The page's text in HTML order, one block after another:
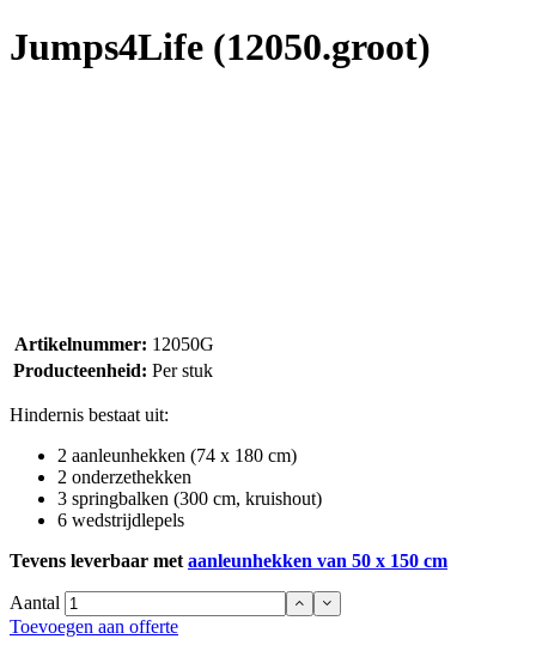
Jumps4Life (12050.groot)
Artikelnummer: 12050G
Producteenheid: Per stuk
Hindernis bestaat uit:
2 aanleunhekken (74 x 180 cm)
2 onderzethekken
3 springbalken (300 cm, kruishout)
6 wedstrijdlepels
Tevens leverbaar met aanleunhekken van 50 x 150 cm
Aantal
Toevoegen aan offerte